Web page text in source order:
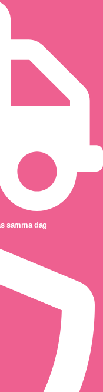
samma dag